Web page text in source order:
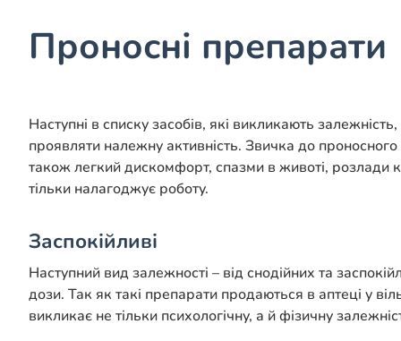
Проносні препарати
Наступні в списку засобів, які викликають
проявляти належну активність. Звичка до
також легкий дискомфорт, спазми в животі, розлади
тільки налагоджує роботу.
Заспокійливі
Наступний вид залежності – від снодійних та
дози. Так як такі препарати продаються в аптеці у
викликає не тільки психологічну, а й фізичну